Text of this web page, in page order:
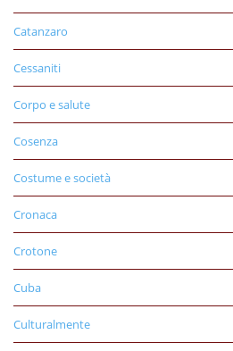
Catanzaro
Cessaniti
Corpo e salute
Cosenza
Costume e società
Cronaca
Crotone
Cuba
Culturalmente